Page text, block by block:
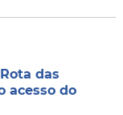
das
acesso do